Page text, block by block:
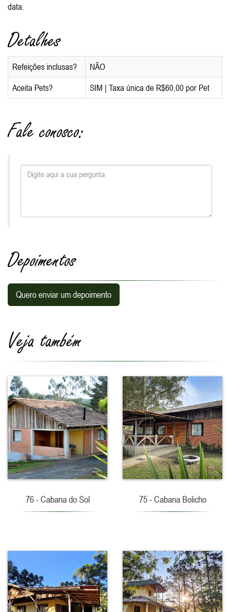
data.
Detalhes
Refeições inclusas? NÃO
Aceita Pets? SIM | Taxa única de R$60,00 por Pet
Fale conosco:
Depoimentos
Quero enviar um depoimento
Veja também
76 - Cabana do Sol 75 - Cabana Bolicho